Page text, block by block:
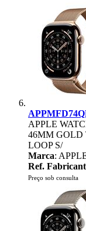
APPLE
46MM GOLD
LOOP S/
Marca:
Ref.
Preço sob consulta